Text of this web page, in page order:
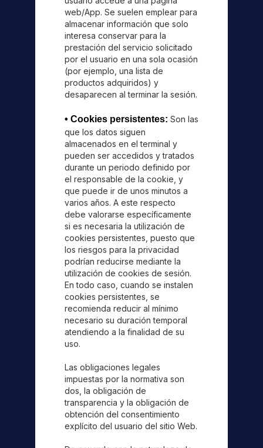
web/App. Se suelen emplear para
almacenar información que solo
interesa conservar para la
prestación del servicio solicitado
por el usuario en una sola ocasión
(por ejemplo, una lista de
productos adquiridos) y
desaparecen al terminar la sesión.
• Cookies persistentes: Son las
que los datos siguen
almacenados en el terminal y
pueden ser accedidos y tratados
durante un periodo definido por
el responsable de la cookie, y
que puede ir de unos minutos a
varios años. A este respecto
debe valorarse específicamente
si es necesaria la utilización de
cookies persistentes, puesto que
los riesgos para la privacidad
podrían reducirse mediante la
utilización de cookies de sesión.
En todo caso, cuando se instalen
cookies persistentes, se
recomienda reducir al mínimo
necesario su duración temporal
atendiendo a la finalidad de su
uso.
Las obligaciones legales
impuestas por la normativa son
dos, la obligación de
transparencia y la obligación de
obtención del consentimiento
explícito del usuario del sitio Web.